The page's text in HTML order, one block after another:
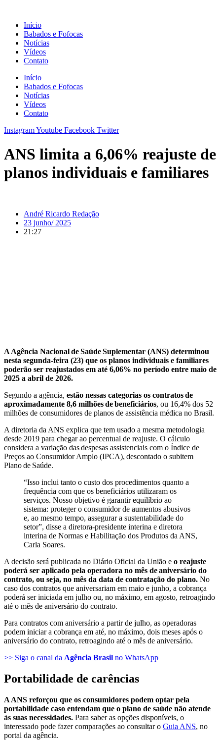
conteúdo
Início
Babados e Fofocas
Notícias
Vídeos
Contato
Início
Babados e Fofocas
Notícias
Vídeos
Contato
InstagramYoutube Facebook Twitter
ANS limita a 6,06% reajuste de
planos individuais e familiares
André Ricardo Redação
23 junho/ 2025
21:27
A Agência Nacional de Saúde Suplementar (ANS) determinou
nesta segunda-feira (23) que os planos individuais e familiares
poderão ser reajustados em até 6,06% no período entre maio de
2025 a abril de 2026.
Segundo a agência, estão nessas categorias os contratos de
aproximadamente 8,6 milhões de beneficiários, ou 16,4% dos 52
milhões de consumidores de planos de assistência médica no Brasil.
A diretoria da ANS explica que tem usado a mesma metodologia
desde 2019 para chegar ao percentual de reajuste. O cálculo
considera a variação das despesas assistenciais com o Índice de
Preços ao Consumidor Amplo (IPCA), descontado o subitem
Plano de Saúde.
“Isso inclui tanto o custo dos procedimentos quanto a
frequência com que os beneficiários utilizaram os
serviços. Nosso objetivo é garantir equilíbrio ao
sistema: proteger o consumidor de aumentos abusivos
e, ao mesmo tempo, assegurar a sustentabilidade do
setor”, disse a diretora-presidente interina e diretora
interina de Normas e Habilitação dos Produtos da ANS,
Carla Soares.
A decisão será publicada no Diário Oficial da União e o reajuste
poderá ser aplicado pela operadora no mês de aniversário do
contrato, ou seja, no mês da data de contratação do plano. No
caso dos contratos que aniversariam em maio e junho, a cobrança
poderá ser iniciada em julho ou, no máximo, em agosto, retroagindo
até o mês de aniversário do contrato.
Para contratos com aniversário a partir de julho, as operadoras
podem iniciar a cobrança em até, no máximo, dois meses após o
aniversário do contrato, retroagindo até o mês de aniversário.
>> Siga o canal da Agência Brasil no WhatsApp
Portabilidade de carências
A ANS reforçou que os consumidores podem optar pela
portabilidade caso entendam que o plano de saúde não atende
às suas necessidades. Para saber as opções disponíveis, o
interessado pode fazer comparações ao consultar o Guia ANS, no
portal da agência.